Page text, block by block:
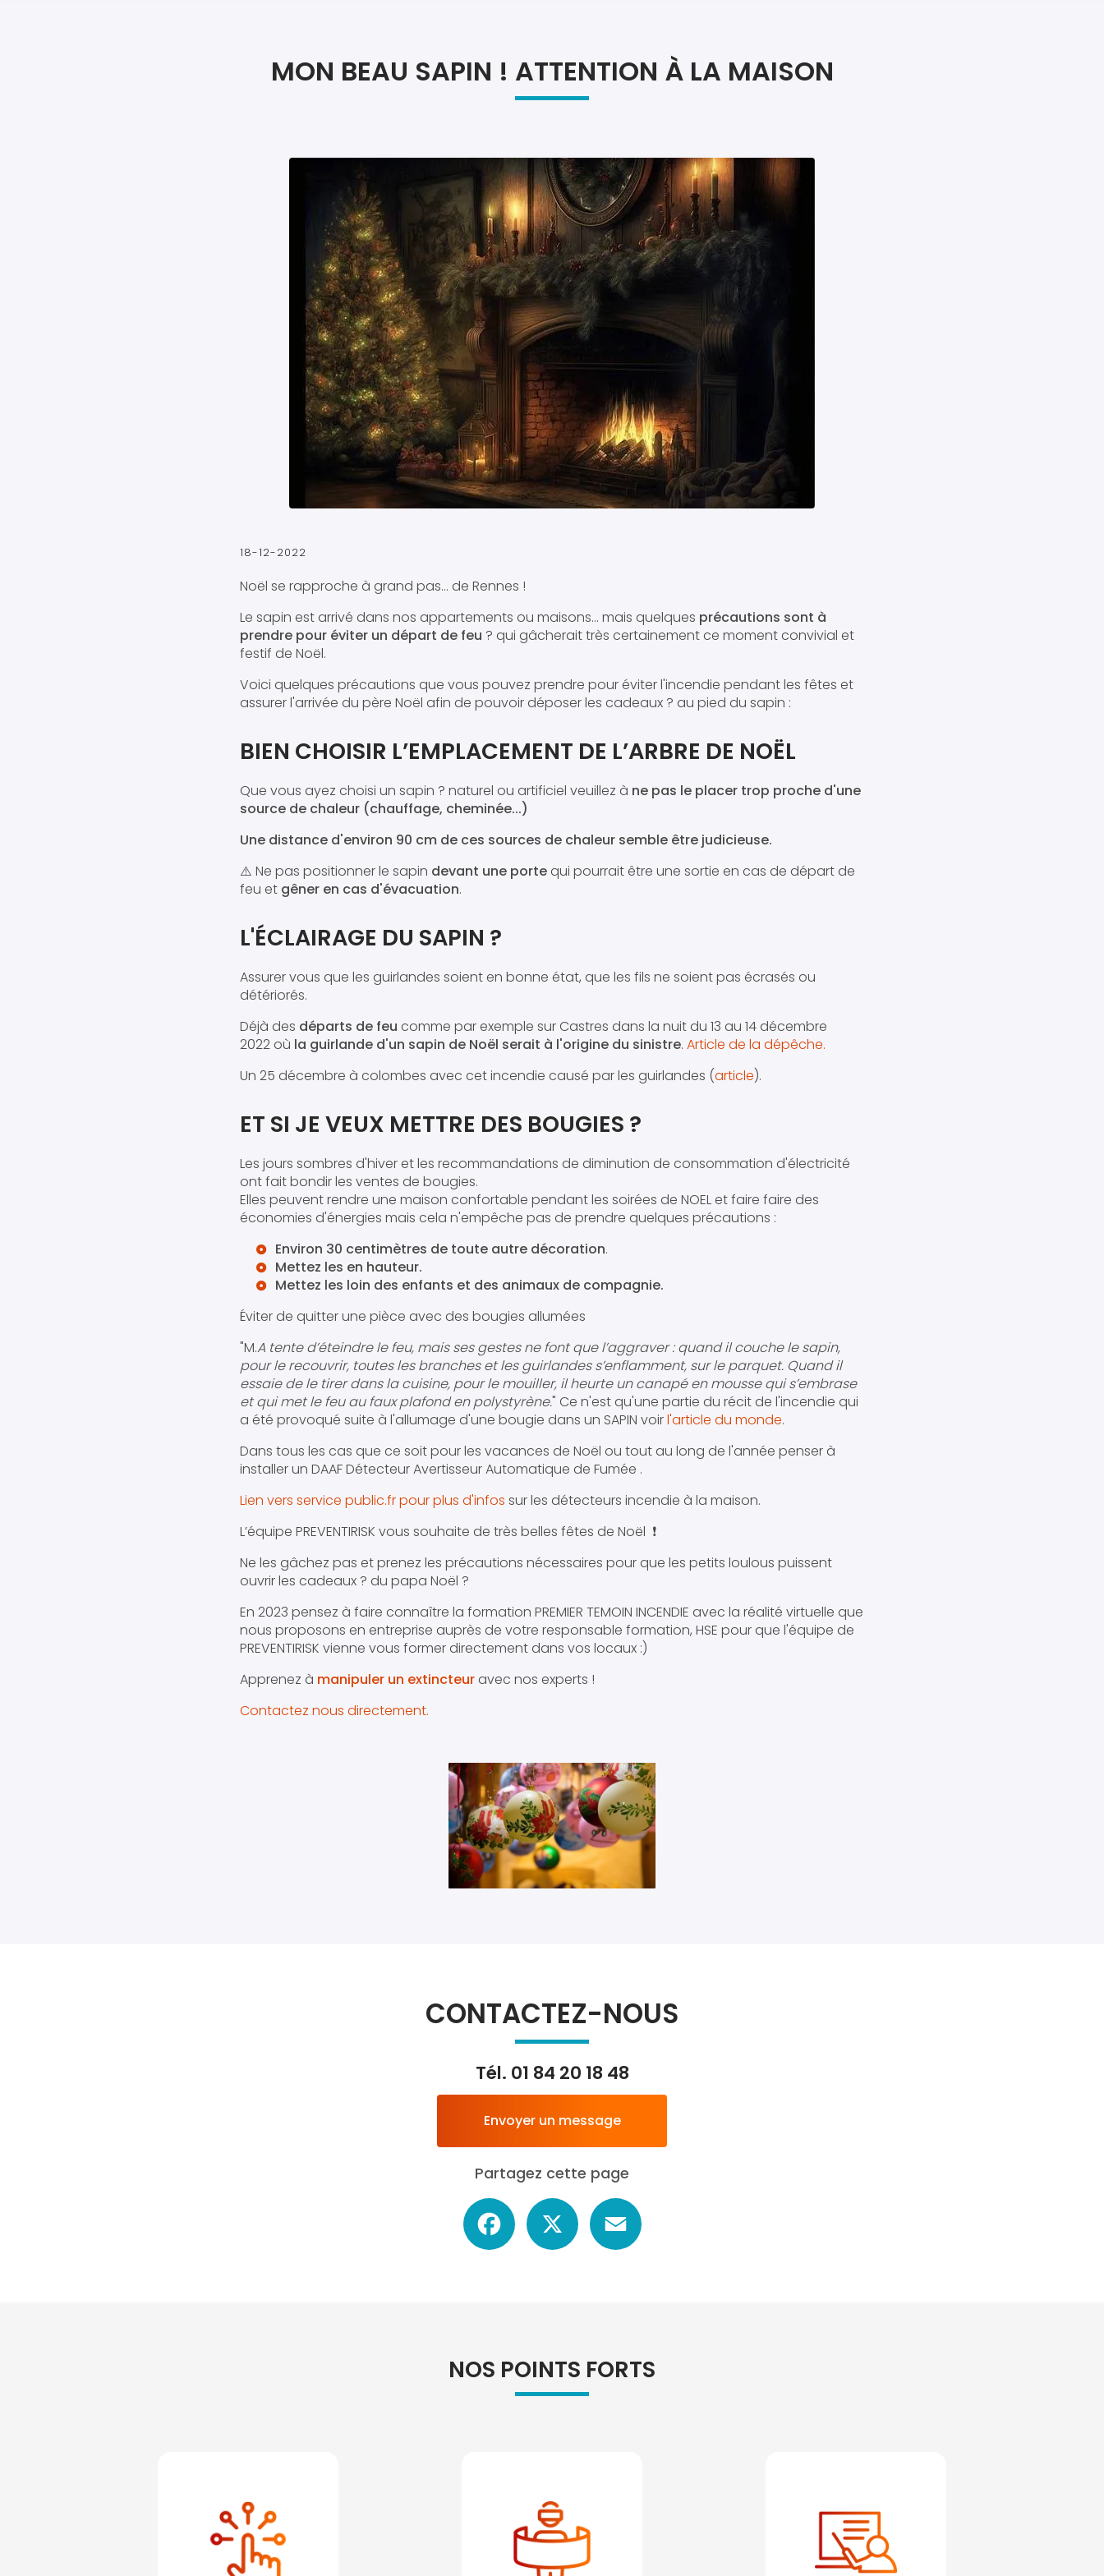
MON BEAU SAPIN ! ATTENTION À LA MAISON
18-12-2022
Noël se rapproche à grand pas... de Rennes !
Le sapin est arrivé dans nos appartements ou maisons... mais quelques précautions sont à
prendre pour éviter un départ de feu ? qui gâcherait très certainement ce moment convivial et
festif de Noël.
Voici quelques précautions que vous pouvez prendre pour éviter l'incendie pendant les fêtes et
assurer l'arrivée du père Noël afin de pouvoir déposer les cadeaux ? au pied du sapin :
BIEN CHOISIR L’EMPLACEMENT DE L’ARBRE DE NOËL
Que vous ayez choisi un sapin ? naturel ou artificiel veuillez à ne pas le placer trop proche d'une
source de chaleur (chauffage, cheminée...)
Une distance d'environ 90 cm de ces sources de chaleur semble être judicieuse.
⚠️ Ne pas positionner le sapin devant une portequi pourrait être une sortie en cas de départ de
feu et gêner en cas d'évacuation.
L'ÉCLAIRAGE DU SAPIN ?
Assurer vous que les guirlandes soient en bonne état, que les fils ne soient pas écrasés ou
détériorés.
Déjà des départs de feu comme par exemple sur Castres dans la nuit du 13 au 14 décembre
2022 où la guirlande d'un sapin de Noël serait à l'origine du sinistre. Article de la dépêche.
Un 25 décembre à colombes avec cet incendie causé par les guirlandes (article).
ET SI JE VEUX METTRE DES BOUGIES ?
Les jours sombres d'hiver et les recommandations de diminution de consommation d'électricité
ont fait bondir les ventes de bougies.
Elles peuvent rendre une maison confortable pendant les soirées de NOEL et faire faire des
économies d'énergies mais cela n'empêche pas de prendre quelques précautions :
Environ 30 centimètres de toute autre décoration.
Mettez les en hauteur.
Mettez les loin des enfants et des animaux de compagnie.
Éviter de quitter une pièce avec des bougies allumées
"M.A tente d’éteindre le feu, mais ses gestes ne font que l’aggraver : quand il couche le sapin,
pour le recouvrir, toutes les branches et les guirlandes s’enflamment, sur le parquet. Quand il
essaie de le tirer dans la cuisine, pour le mouiller, il heurte un canapé en mousse qui s’embrase
et qui met le feu au faux plafond en polystyrène." Ce n'est qu'une partie du récit de l'incendie qui
a été provoqué suite à l'allumage d'une bougie dans un SAPIN voirl'article du monde.
Dans tous les cas que ce soit pour les vacances de Noël ou tout au long de l'année penser à
installer un DAAF Détecteur Avertisseur Automatique de Fumée .
Lien vers service public.fr pour plus d'infos sur les détecteurs incendie à la maison.
L’équipe PREVENTIRISK vous souhaite de très belles fêtes de Noël ❗️
Ne les gâchez pas et prenez les précautions nécessaires pour que les petits loulous puissent
ouvrir les cadeaux ? du papa Noël ?
En 2023 pensez à faire connaître la formation PREMIER TEMOIN INCENDIE avec la réalité virtuelle que
nous proposons en entreprise auprès de votre responsable formation, HSE pour que l'équipe de
PREVENTIRISK vienne vous former directement dans vos locaux :)
Apprenez à manipuler un extincteuravec nos experts !
Contactez nous directement.
CONTACTEZ-NOUS
Tél. 01 84 20 18 48
Envoyer un message
Partagez cette page
Facebook
NOS POINTS FORTS